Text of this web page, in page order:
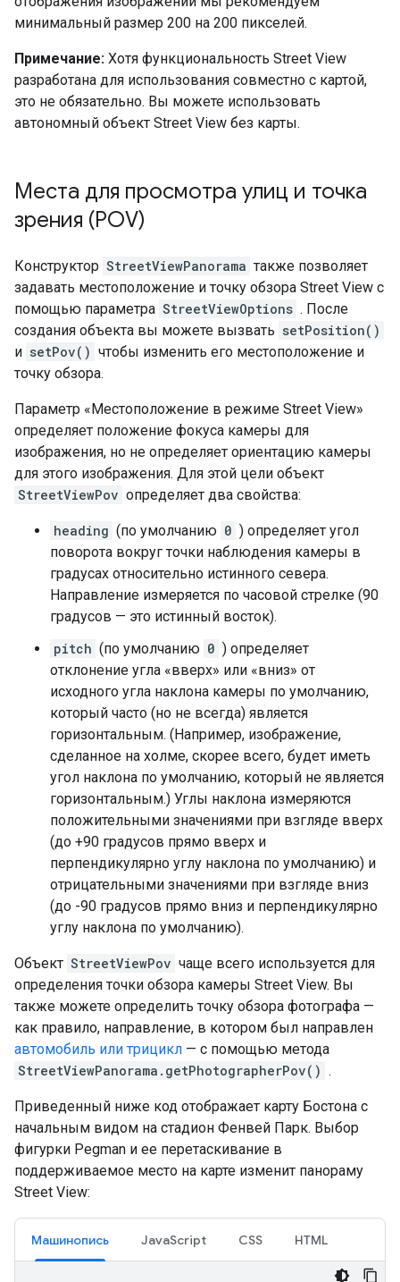
минимальный размер 200 на 200 пикселей.
Примечание: Хотя функциональность Street View
разработана для использования совместно с картой,
это не обязательно. Вы можете использовать
автономный объект Street View без карты.
Места для просмотра улиц и точка
зрения (POV)
Конструктор StreetViewPanorama также позволяет
задавать местоположение и точку обзора Street View с
помощью параметра StreetViewOptions . После
создания объекта вы можете вызвать setPosition()
и setPov() чтобы изменить его местоположение и
точку обзора.
Параметр «Местоположение в режиме Street View»
определяет положение фокуса камеры для
изображения, но не определяет ориентацию камеры
для этого изображения. Для этой цели объект
StreetViewPov определяет два свойства:
heading (по умолчанию 0 ) определяет угол
поворота вокруг точки наблюдения камеры в
градусах относительно истинного севера.
Направление измеряется по часовой стрелке (90
градусов — это истинный восток).
pitch (по умолчанию 0 ) определяет
отклонение угла «вверх» или «вниз» от
исходного угла наклона камеры по умолчанию,
который часто (но не всегда) является
горизонтальным. (Например, изображение,
сделанное на холме, скорее всего, будет иметь
угол наклона по умолчанию, который не является
горизонтальным.) Углы наклона измеряются
положительными значениями при взгляде вверх
(до +90 градусов прямо вверх и
перпендикулярно углу наклона по умолчанию) и
отрицательными значениями при взгляде вниз
(до -90 градусов прямо вниз и перпендикулярно
углу наклона по умолчанию).
Объект StreetViewPov чаще всего используется для
определения точки обзора камеры Street View. Вы
также можете определить точку обзора фотографа —
как правило, направление, в котором был направлен
автомобиль или трицикл — с помощью метода
StreetViewPanorama.getPhotographerPov() .
Приведенный ниже код отображает карту Бостона с
начальным видом на стадион Фенвей Парк. Выбор
фигурки Pegman и ее перетаскивание в
поддерживаемое место на карте изменит панораму
Street View:
Машинопись JavaScript CSS HTML